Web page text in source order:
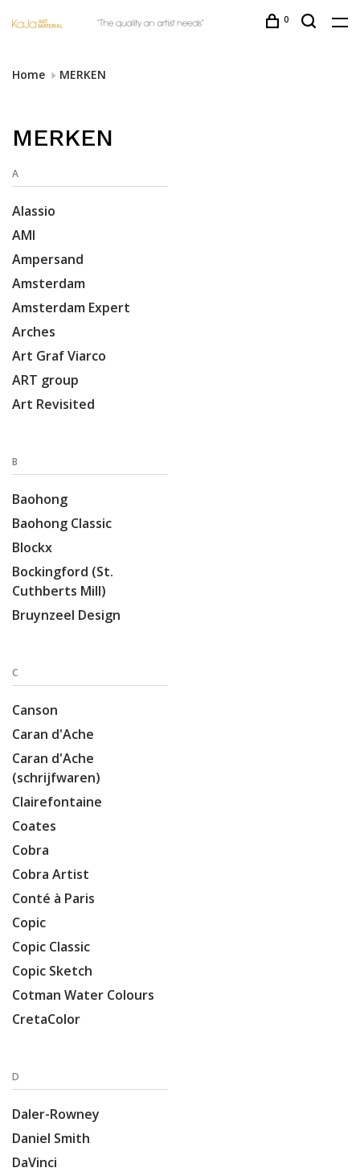
0
Home MERKEN
MERKEN
A
Alassio
AMI
Ampersand
Amsterdam
Amsterdam Expert
Arches
Art Graf Viarco
ART group
Art Revisited
B
Baohong
Baohong Classic
Blockx
Bockingford (St.
Cuthberts Mill)
Bruynzeel Design
C
Canson
Caran d'Ache
Caran d'Ache
(schrijfwaren)
Clairefontaine
Coates
Cobra
Cobra Artist
Conté à Paris
Copic
Copic Classic
Copic Sketch
Cotman Water Colours
CretaColor
D
Daler-Rowney
Daniel Smith
DaVinci